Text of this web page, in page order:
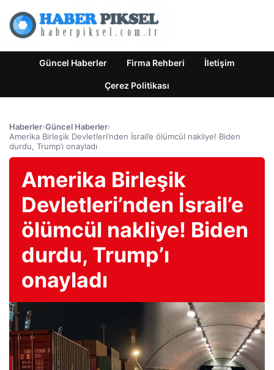
Güncel Haberler Firma Rehberi İletişim
Çerez Politikası
Haberler›Güncel Haberler›
Amerika Birleşik Devletleri’nden İsrail’e ölümcül nakliye! Biden
durdu, Trump’ı onayladı
Amerika Birleşik
Devletleri’nden İsrail’e
ölümcül nakliye! Biden
durdu, Trump’ı
onayladı